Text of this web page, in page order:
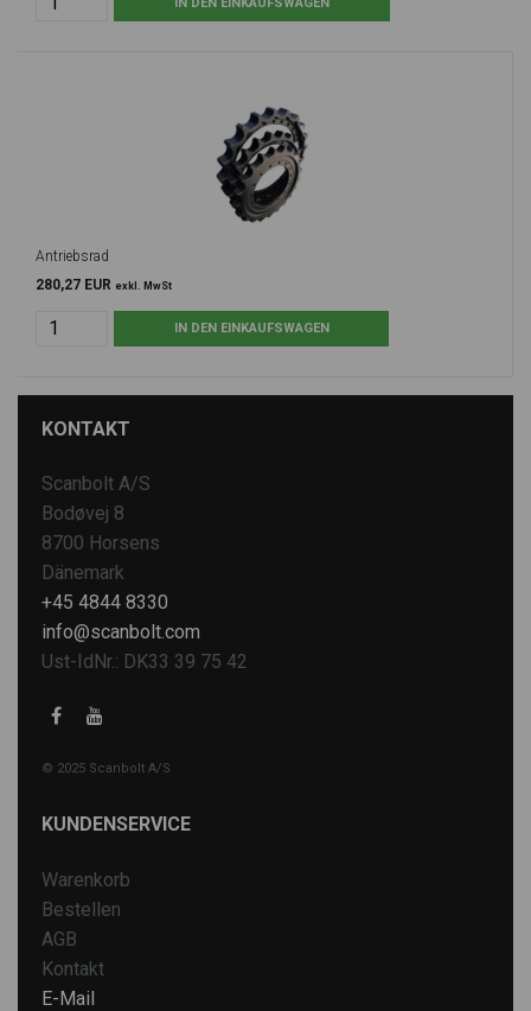
Antriebsrad
280,27 EUR exkl. MwSt
KONTAKT
Scanbolt A/S
Bodøvej 8
8700 Horsens
Dänemark
+45 4844 8330
info@scanbolt.com
Ust-IdNr.: DK33 39 75 42
© 2025 Scanbolt A/S
KUNDENSERVICE
Warenkorb
Bestellen
AGB
Kontakt
E-Mail